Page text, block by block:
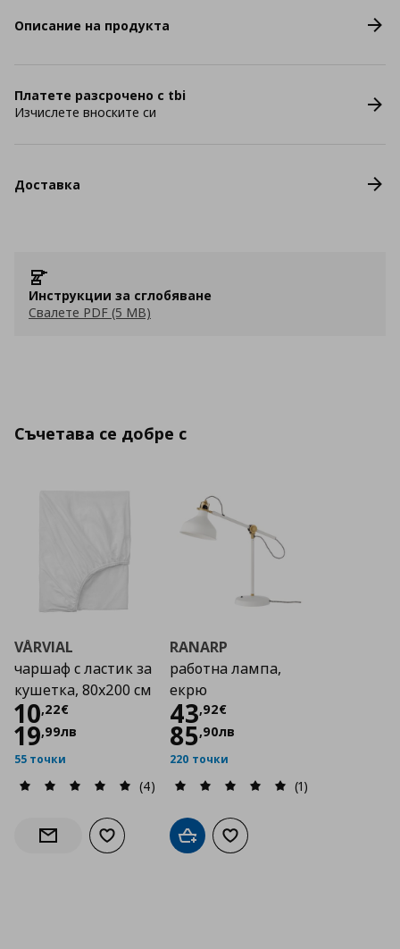
Описание на продукта
Платете разсрочено с tbi
Изчислете вноските си
Доставка
Инструкции за сглобяване
Свалете PDF (5 MB)
Съчетава се добре с
VÅRVIAL
чаршаф с ластик за
кушетка, 80x200 см
10,22€
Цена
19,99лв
55 точки
(4)
Информирай ме за наличност
Добави към списъка с любими
RANARP
работна лампа,
екрю
43,92€
Цена
85,90лв
220 точки
(1)
Добави в кошницата
Добави към списъка с